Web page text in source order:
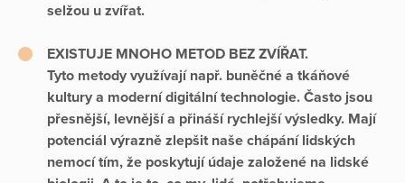
selžou u zvířat.
EXISTUJE MNOHO METOD BEZ ZVÍŘAT.
Tyto metody využívají např. buněčné a tkáňové
kultury a moderní digitální technologie. Často jsou
přesnější, levnější a přináší rychlejší výsledky. Mají
potenciál výrazně zlepšit naše chápání lidských
nemocí tím, že poskytují údaje založené na lidské